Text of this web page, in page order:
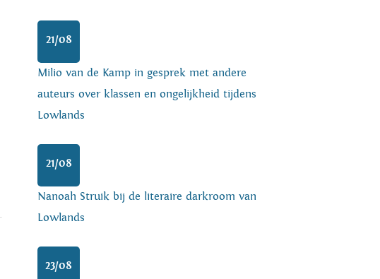
21/08
Milio van de Kamp in gesprek met andere
auteurs over klassen en ongelijkheid tijdens
Lowlands
21/08
Nanoah Struik bij de literaire darkroom van
Lowlands
23/08